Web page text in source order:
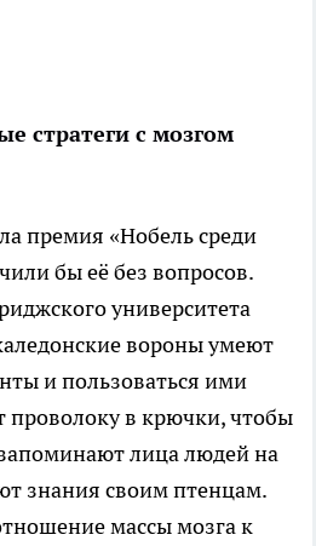
стратеги с мозгом
премия «Нобель среди
бы её без вопросов.
университета
вороны умеют
и пользоваться ими
проволоку в крючки, чтобы
лица людей на
знания своим птенцам.
массы мозга к